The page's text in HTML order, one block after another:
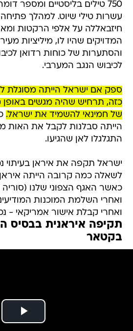
750 טילים בליסטיים ומספר
עשרות טילי שיוט. למהלך
חיזבאללה על אלפי הרקטות
המדויקים שהיו לו, מיליציות
והסתערות של כוחות רדואן
לכיבוש הנגב המערבי.
ספק אם ישראל הייתה מסוגלת
כזה, תרחיש שהיה מגשים באופן
של חמינאי להשמיד את ישראל.
הייתה סבלנות לקבל את האות
התגלגלו לאן שהגיעו.
ישראל תקפה את איראן בעיתוי
לשאלה כמה קרובה הייתה איראן
כאשר האגף הצפוני שלנו (סוריה
ואחרי השלמת המוכנות
ואחרי קבלת אישור אמריקאי -
תקיפה איראנית בבסיס
בקטאר